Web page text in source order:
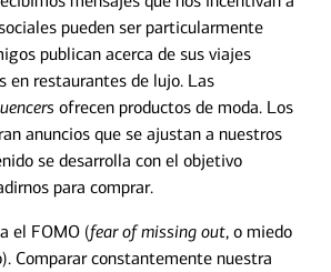
pueden ser particularmente
publican acerca de sus viajes
en restaurantes de lujo. Las
ofrecen productos de moda. Los
anuncios que se ajustan a nuestros
se desarrolla con el objetivo
para comprar.
el FOMO (fear of missing out, o miedo
Comparar constantemente nuestra